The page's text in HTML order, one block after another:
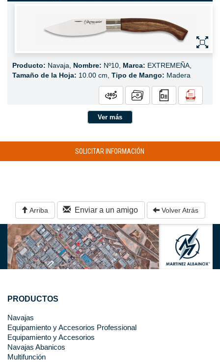
Producto: Navaja, Nombre: Nº10, Marca: EXTREMEÑA,
Tamaño de la Hoja: 10.00 cm, Tipo de Mango: Madera
Ver más
SOLICITAR INFORMACIÓN
Arriba Enviar a un amigo Volver Atrás
PRODUCTOS
Navajas
Equipamiento y Accesorios Professional
Equipamiento y Accesorios
Navajas Abanicos
Multifunción